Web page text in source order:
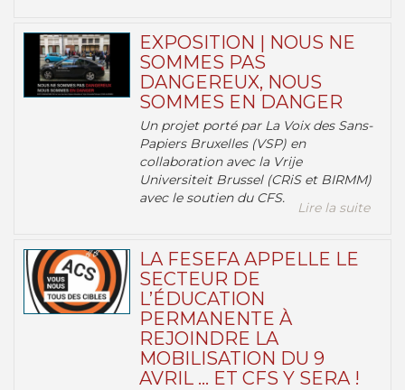
EXPOSITION | NOUS NE
SOMMES PAS
DANGEREUX, NOUS
SOMMES EN DANGER
Un projet porté par La Voix des Sans-
Papiers Bruxelles (VSP) en
collaboration avec la Vrije
Universiteit Brussel (CRiS et BIRMM)
avec le soutien du CFS.
Lire la suite
LA FESEFA APPELLE LE
SECTEUR DE
L’ÉDUCATION
PERMANENTE À
REJOINDRE LA
MOBILISATION DU 9
AVRIL … ET CFS Y SERA !